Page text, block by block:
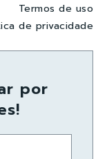
Termos de uso
de privacidade
por